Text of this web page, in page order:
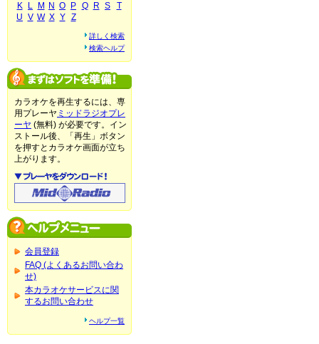
K
L M N O P Q R S
T
U V W X Y Z
詳しく検索
検索ヘルプ
カラオケを再生するには、専
用プレーヤ ミッドラジオプレ
ーヤ (無料) が必要です。イン
ストール後、「再生」ボタン
を押すとカラオケ画面が立ち
上がります。
会員登録
FAQ (よくあるお問い合わ
せ)
本カラオケサービスに関
するお問い合わせ
ヘルプ一覧